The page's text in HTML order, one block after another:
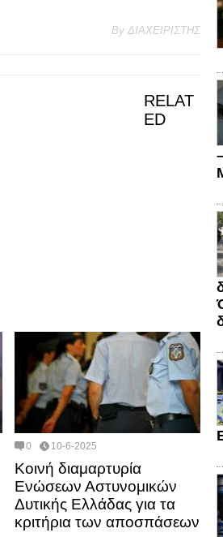
By ΔΙΑΧΕΙΡΙΣΤΗΣ
RELAT
ED
0 10-6-2025
Κοινή διαμαρτυρία
Ενώσεων Αστυνομικών
Δυτικής Ελλάδας για τα
κριτήρια των αποσπάσεων